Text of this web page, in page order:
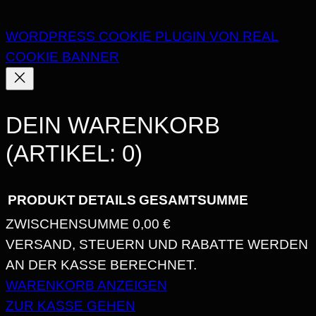
WORDPRESS COOKIE PLUGIN VON REAL
COOKIE BANNER
DEIN WARENKORB
(ARTIKEL: 0)
PRODUKTE
IM
WARENKORB
PRODUKT DETAILS GESAMTSUMME
ZWISCHENSUMME 0,00 €
VERSAND, STEUERN UND RABATTE WERDEN
AN DER KASSE BERECHNET.
WARENKORB ANZEIGEN
ZUR KASSE GEHEN